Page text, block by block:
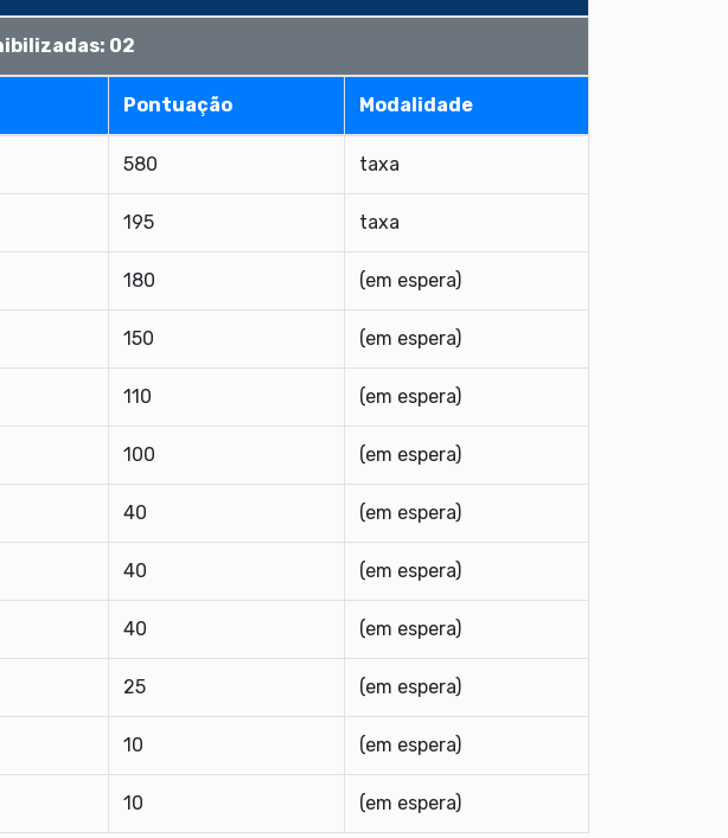
02
Pontuação Modalidade
580 taxa
195 taxa
180 (em espera)
150 (em espera)
110 (em espera)
100 (em espera)
40 (em espera)
40 (em espera)
40 (em espera)
25 (em espera)
10 (em espera)
10 (em espera)